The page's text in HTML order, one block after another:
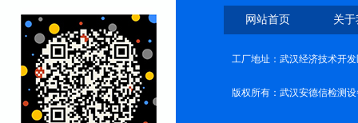
网站首页 关
工厂地址：武汉经济技术开
版权所有：武汉安德信检测